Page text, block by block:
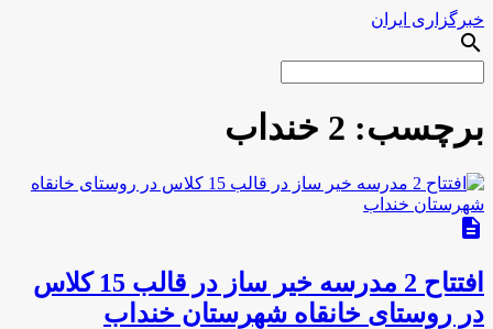
خبرگزاری ایران
search
برچسب: 2 خنداب
description
افتتاح 2 مدرسه خير ساز در قالب 15 کلاس
در روستای خانقاه شهرستان خنداب